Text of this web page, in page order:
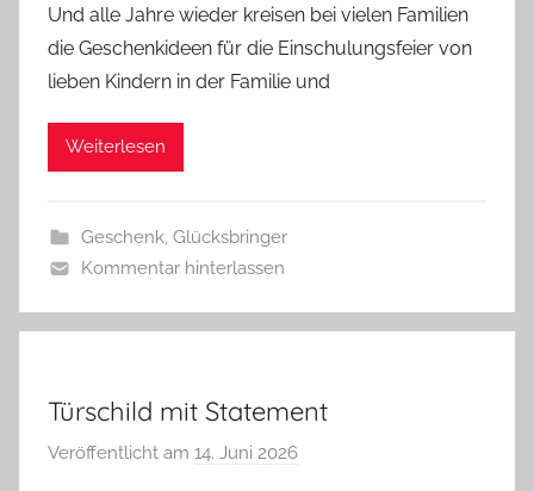
n
G
l
Und alle Jahre wieder kreisen bei vielen Familien
die Geschenkideen für die Einschulungsfeier von
lieben Kindern in der Familie und
Weiterlesen
Geschenk, Glücksbringer
Kommentar hinterlassen
Türschild mit Statement
Veröffentlicht am 14. Juni 2026